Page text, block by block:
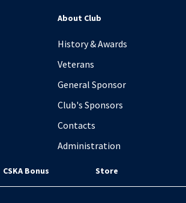
About Club
History & Awards
Veterans
General Sponsor
Club's Sponsors
Contacts
Administration
CSKA Bonus Store